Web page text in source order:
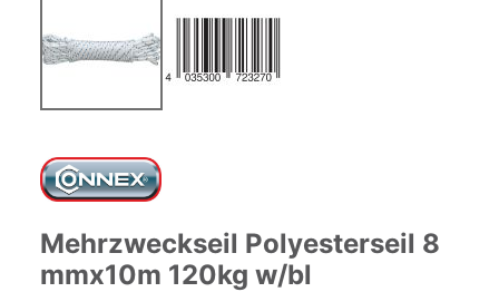
der
Bildgalerie
springen
Mehrzweckseil Polyesterseil 8
mmx10m 120kg w/bl